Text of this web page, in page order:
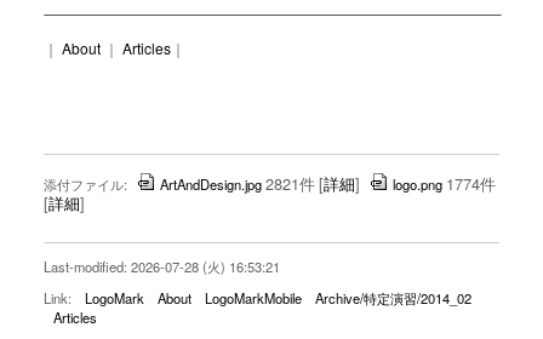
｜ About｜ Articles｜
添付ファイル: ArtAndDesign.jpg2821件[詳細] logo.png 1774件
[詳細]
Last-modified: 2026-07-28 (火) 16:53:21
Link:
LogoMark About LogoMarkMobile
Archive/特定演習/2014_02
Articles